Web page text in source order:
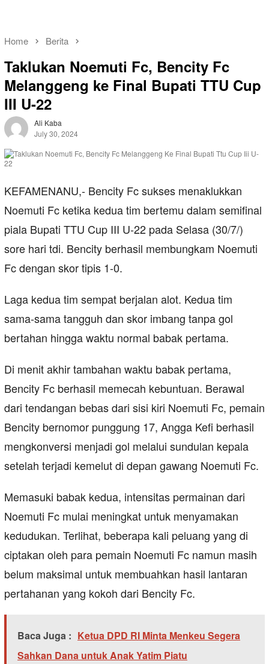
Home Berita
Taklukan Noemuti Fc, Bencity Fc
Melanggeng ke Final Bupati TTU Cup
III U-22
Ali Kaba
July 30, 2024
KEFAMENANU,- Bencity Fc sukses menaklukkan
Noemuti Fc ketika kedua tim bertemu dalam semifinal
piala Bupati TTU Cup III U-22 pada Selasa (30/7/)
sore hari tdi. Bencity berhasil membungkam Noemuti
Fc dengan skor tipis 1-0.
Laga kedua tim sempat berjalan alot. Kedua tim
sama-sama tangguh dan skor imbang tanpa gol
bertahan hingga waktu normal babak pertama.
Di menit akhir tambahan waktu babak pertama,
Bencity Fc berhasil memecah kebuntuan. Berawal
dari tendangan bebas dari sisi kiri Noemuti Fc, pemain
Bencity bernomor punggung 17, Angga Kefi berhasil
mengkonversi menjadi gol melalui sundulan kepala
setelah terjadi kemelut di depan gawang Noemuti Fc.
Memasuki babak kedua, intensitas permainan dari
Noemuti Fc mulai meningkat untuk menyamakan
kedudukan. Terlihat, beberapa kali peluang yang di
ciptakan oleh para pemain Noemuti Fc namun masih
belum maksimal untuk membuahkan hasil lantaran
pertahanan yang kokoh dari Bencity Fc.
Baca Juga : Ketua DPD RI Minta Menkeu Segera
Sahkan Dana untuk Anak Yatim Piatu